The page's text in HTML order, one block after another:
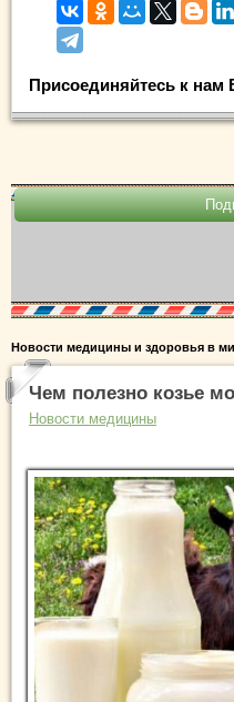
Присоединяйтесь к нам
Новости медицины и здоровья в
Чем полезно козье
Новости медицины